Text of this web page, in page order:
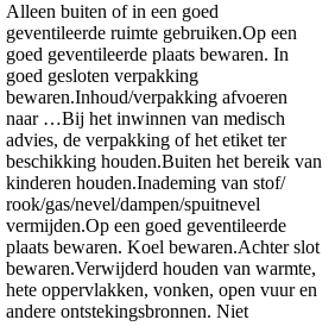
Alleen buiten of in een goed
geventileerde ruimte gebruiken.Op een
goed geventileerde plaats bewaren. In
goed gesloten verpakking
bewaren.Inhoud/verpakking afvoeren
naar …Bij het inwinnen van medisch
advies, de verpakking of het etiket ter
beschikking houden.Buiten het bereik van
kinderen houden.Inademing van stof/
rook/gas/nevel/dampen/spuitnevel
vermijden.Op een goed geventileerde
plaats bewaren. Koel bewaren.Achter slot
bewaren.Verwijderd houden van warmte,
hete oppervlakken, vonken, open vuur en
andere ontstekingsbronnen. Niet